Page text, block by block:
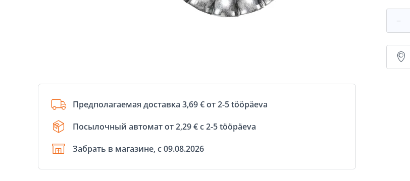
Предполагаемая доставка 3,69 € от 2-5 tööpäeva
Посылочный автомат от 2,29 € с 2-5 tööpäeva
Забрать в магазине, с 09.08.2026
−